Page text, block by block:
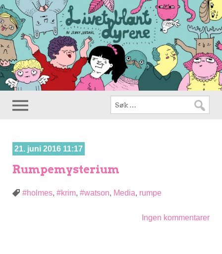
21. juni 2016 11:17
Rumpemysterium
#holmes, #krim, #watson, Media, rumpe
Ingen kommentarer